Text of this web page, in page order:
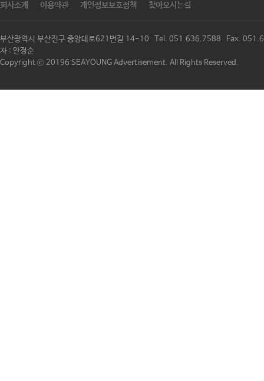
회사소개 이용약관 개인정보보호정책 찾아오시는길
부산광역시 부산진구 중앙대로621번길 14-10 Tel. 051.636.7588 Fax.
자 : 안정순
Copyright ⓒ 20196 SEAYOUNG Advertisement. All Rights Reserved.